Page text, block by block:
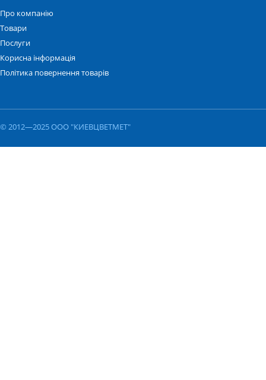
Про компанію
Товари
Послуги
Корисна інформація
Політика повернення товарів
© 2012—2025 ООО "КИЕВЦВЕТМЕТ"